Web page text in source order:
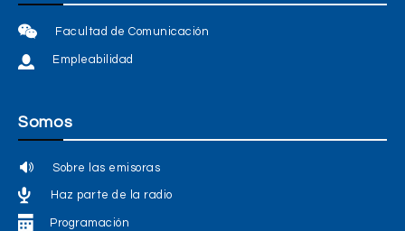
Facultad de Comunicación
Empleabilidad
Somos
Sobre las emisoras
Haz parte de la radio
Programación